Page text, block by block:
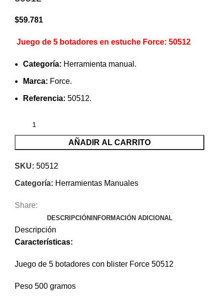
$59.781
Juego de 5 botadores en estuche Force: 50512
Categoría: Herramienta manual.
Marca: Force.
Referencia: 50512.
AÑADIR AL CARRITO
SKU: 50512
Categoría: Herramientas Manuales
Share:
DESCRIPCIÓNINFORMACIÓN ADICIONAL
Descripción
Características:
Juego de 5 botadores con blister Force 50512
Peso 500 gramos